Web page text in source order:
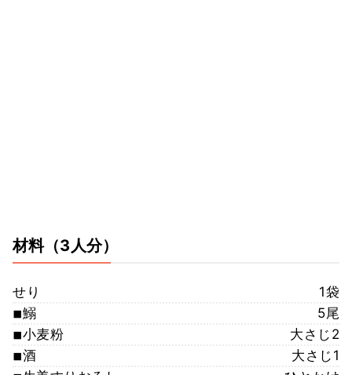
材料（3人分）
せり
1袋
◾︎鰯
5尾
◾︎小麦粉
大さじ2
◾︎酒
大さじ1